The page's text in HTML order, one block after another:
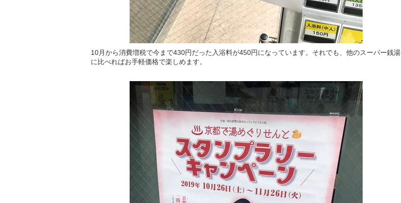
10月から消費増税で今まで430円だった入浴料が450円になっています。それでも、他のスーパー銭湯
に比べればお手軽価格で楽しめます。